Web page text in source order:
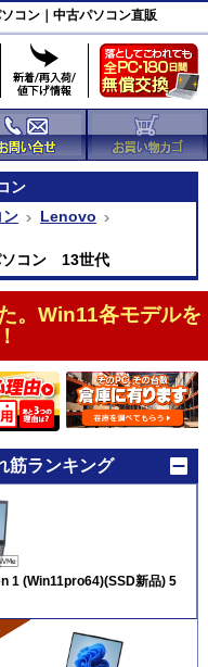
コン｜中古パソコン直販
ン
ン
Lenovo
コン 13世代
。Win11各モデルを
筋ランキング
1 (Win11pro64)(SSD新品) 5